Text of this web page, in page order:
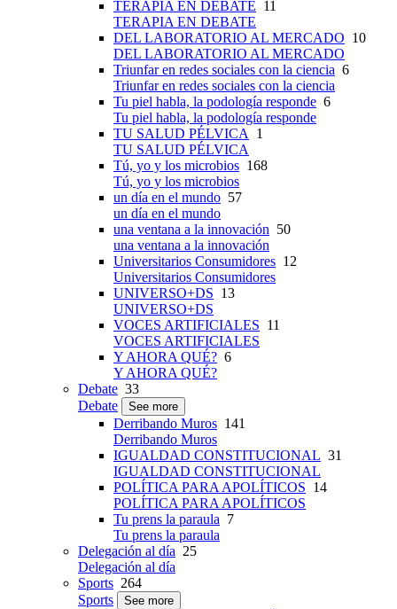
TERAPIA EN DEBATE 11
TERAPIA EN DEBATE
DEL LABORATORIO AL MERCADO 10
DEL LABORATORIO AL MERCADO
Triunfar en redes sociales con la ciencia 6
Triunfar en redes sociales con la ciencia
Tu piel habla, la podología responde 6
Tu piel habla, la podología responde
TU SALUD PÉLVICA 1
TU SALUD PÉLVICA
Tú, yo y los microbios 168
Tú, yo y los microbios
un día en el mundo 57
un día en el mundo
una ventana a la innovación 50
una ventana a la innovación
Universitarios Consumidores 12
Universitarios Consumidores
UNIVERSO+DS 13
UNIVERSO+DS
VOCES ARTIFICIALES 11
VOCES ARTIFICIALES
Y AHORA QUÉ? 6
Y AHORA QUÉ?
Debate 33
Debate
See more
Derribando Muros 141
Derribando Muros
IGUALDAD CONSTITUCIONAL 31
IGUALDAD CONSTITUCIONAL
POLÍTICA PARA APOLÍTICOS 14
POLÍTICA PARA APOLÍTICOS
Tu prens la paraula 7
Tu prens la paraula
Delegación al día 25
Delegación al día
Sports 264
Sports
See more